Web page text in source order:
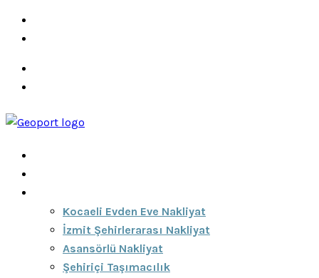
Kocaeli Evden Eve Nakliyat
İzmit Şehirlerarası Nakliyat
Asansörlü Nakliyat
Şehiriçi Taşımacılık